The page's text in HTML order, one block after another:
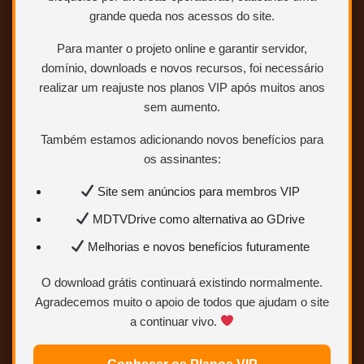
grande queda nos acessos do site.
Para manter o projeto online e garantir servidor,
domínio, downloads e novos recursos, foi necessário
realizar um reajuste nos planos VIP após muitos anos
sem aumento.
Também estamos adicionando novos benefícios para
os assinantes:
Site sem anúncios para membros VIP
MDTVDrive como alternativa ao GDrive
Melhorias e novos benefícios futuramente
O download grátis continuará existindo normalmente.
Agradecemos muito o apoio de todos que ajudam o site
a continuar vivo.
BLURAY 4K 1080p TRIAL